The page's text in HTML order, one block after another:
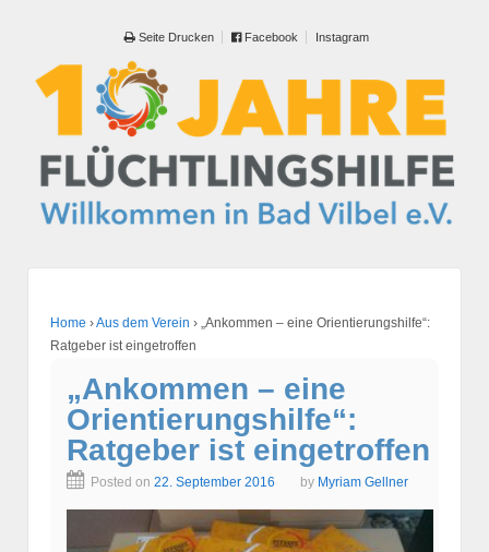
Seite Drucken Facebook Instagram
Home ›Aus dem Verein › „Ankommen – eine Orientierungshilfe“:
Ratgeber ist eingetroffen
„Ankommen – eine
Orientierungshilfe“:
Ratgeber ist eingetroffen
Posted on 22. September 2016 by Myriam Gellner